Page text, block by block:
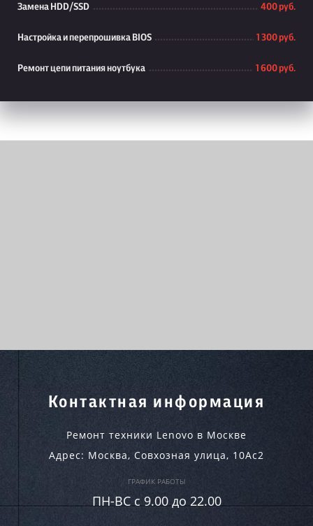
Замена HDD/SSD 400 руб.
Настройка и перепрошивка BIOS 1 300 руб.
Ремонт цепи питания ноутбука 1 600 руб.
Контактная информация
Ремонт техники Lenovo в Москве
Адрес: Москва, Совхозная улица, 10Ас2
ГРАФИК РАБОТЫ
ПН-ВC c 9.00 до 22.00